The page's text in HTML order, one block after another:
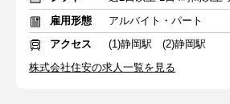
雇用形態
アルバイト・パート
アクセス
(1)静岡駅 (2)静岡駅
株式会社住安の求人一覧を見る